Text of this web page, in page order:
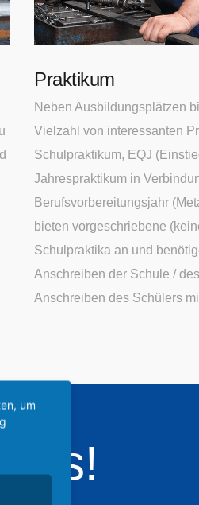
Praktikum
Neben Ausbildungsplätzen
Vielzahl von interessanten
Schulpraktikum, EQJ
Jahrespraktikum in
Berufsvorbereitungsjahr
bieten vorgeschriebene
Schulpraktika an und
Anschreiben der Schule /
Anschreiben des Schülers
um